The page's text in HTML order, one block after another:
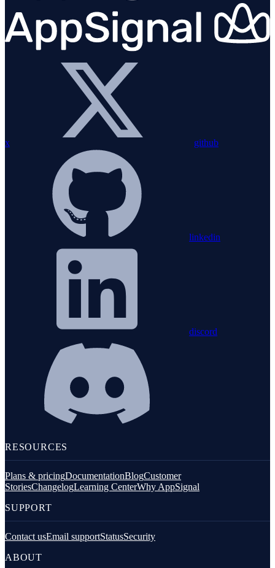
x github
linkedin
discord
RESOURCES
Plans & pricingDocumentationBlogCustomer
StoriesChangelogLearning CenterWhy AppSignal
SUPPORT
Contact usEmail supportStatusSecurity
ABOUT